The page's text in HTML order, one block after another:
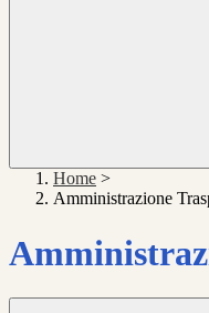
Home >
Amministrazione